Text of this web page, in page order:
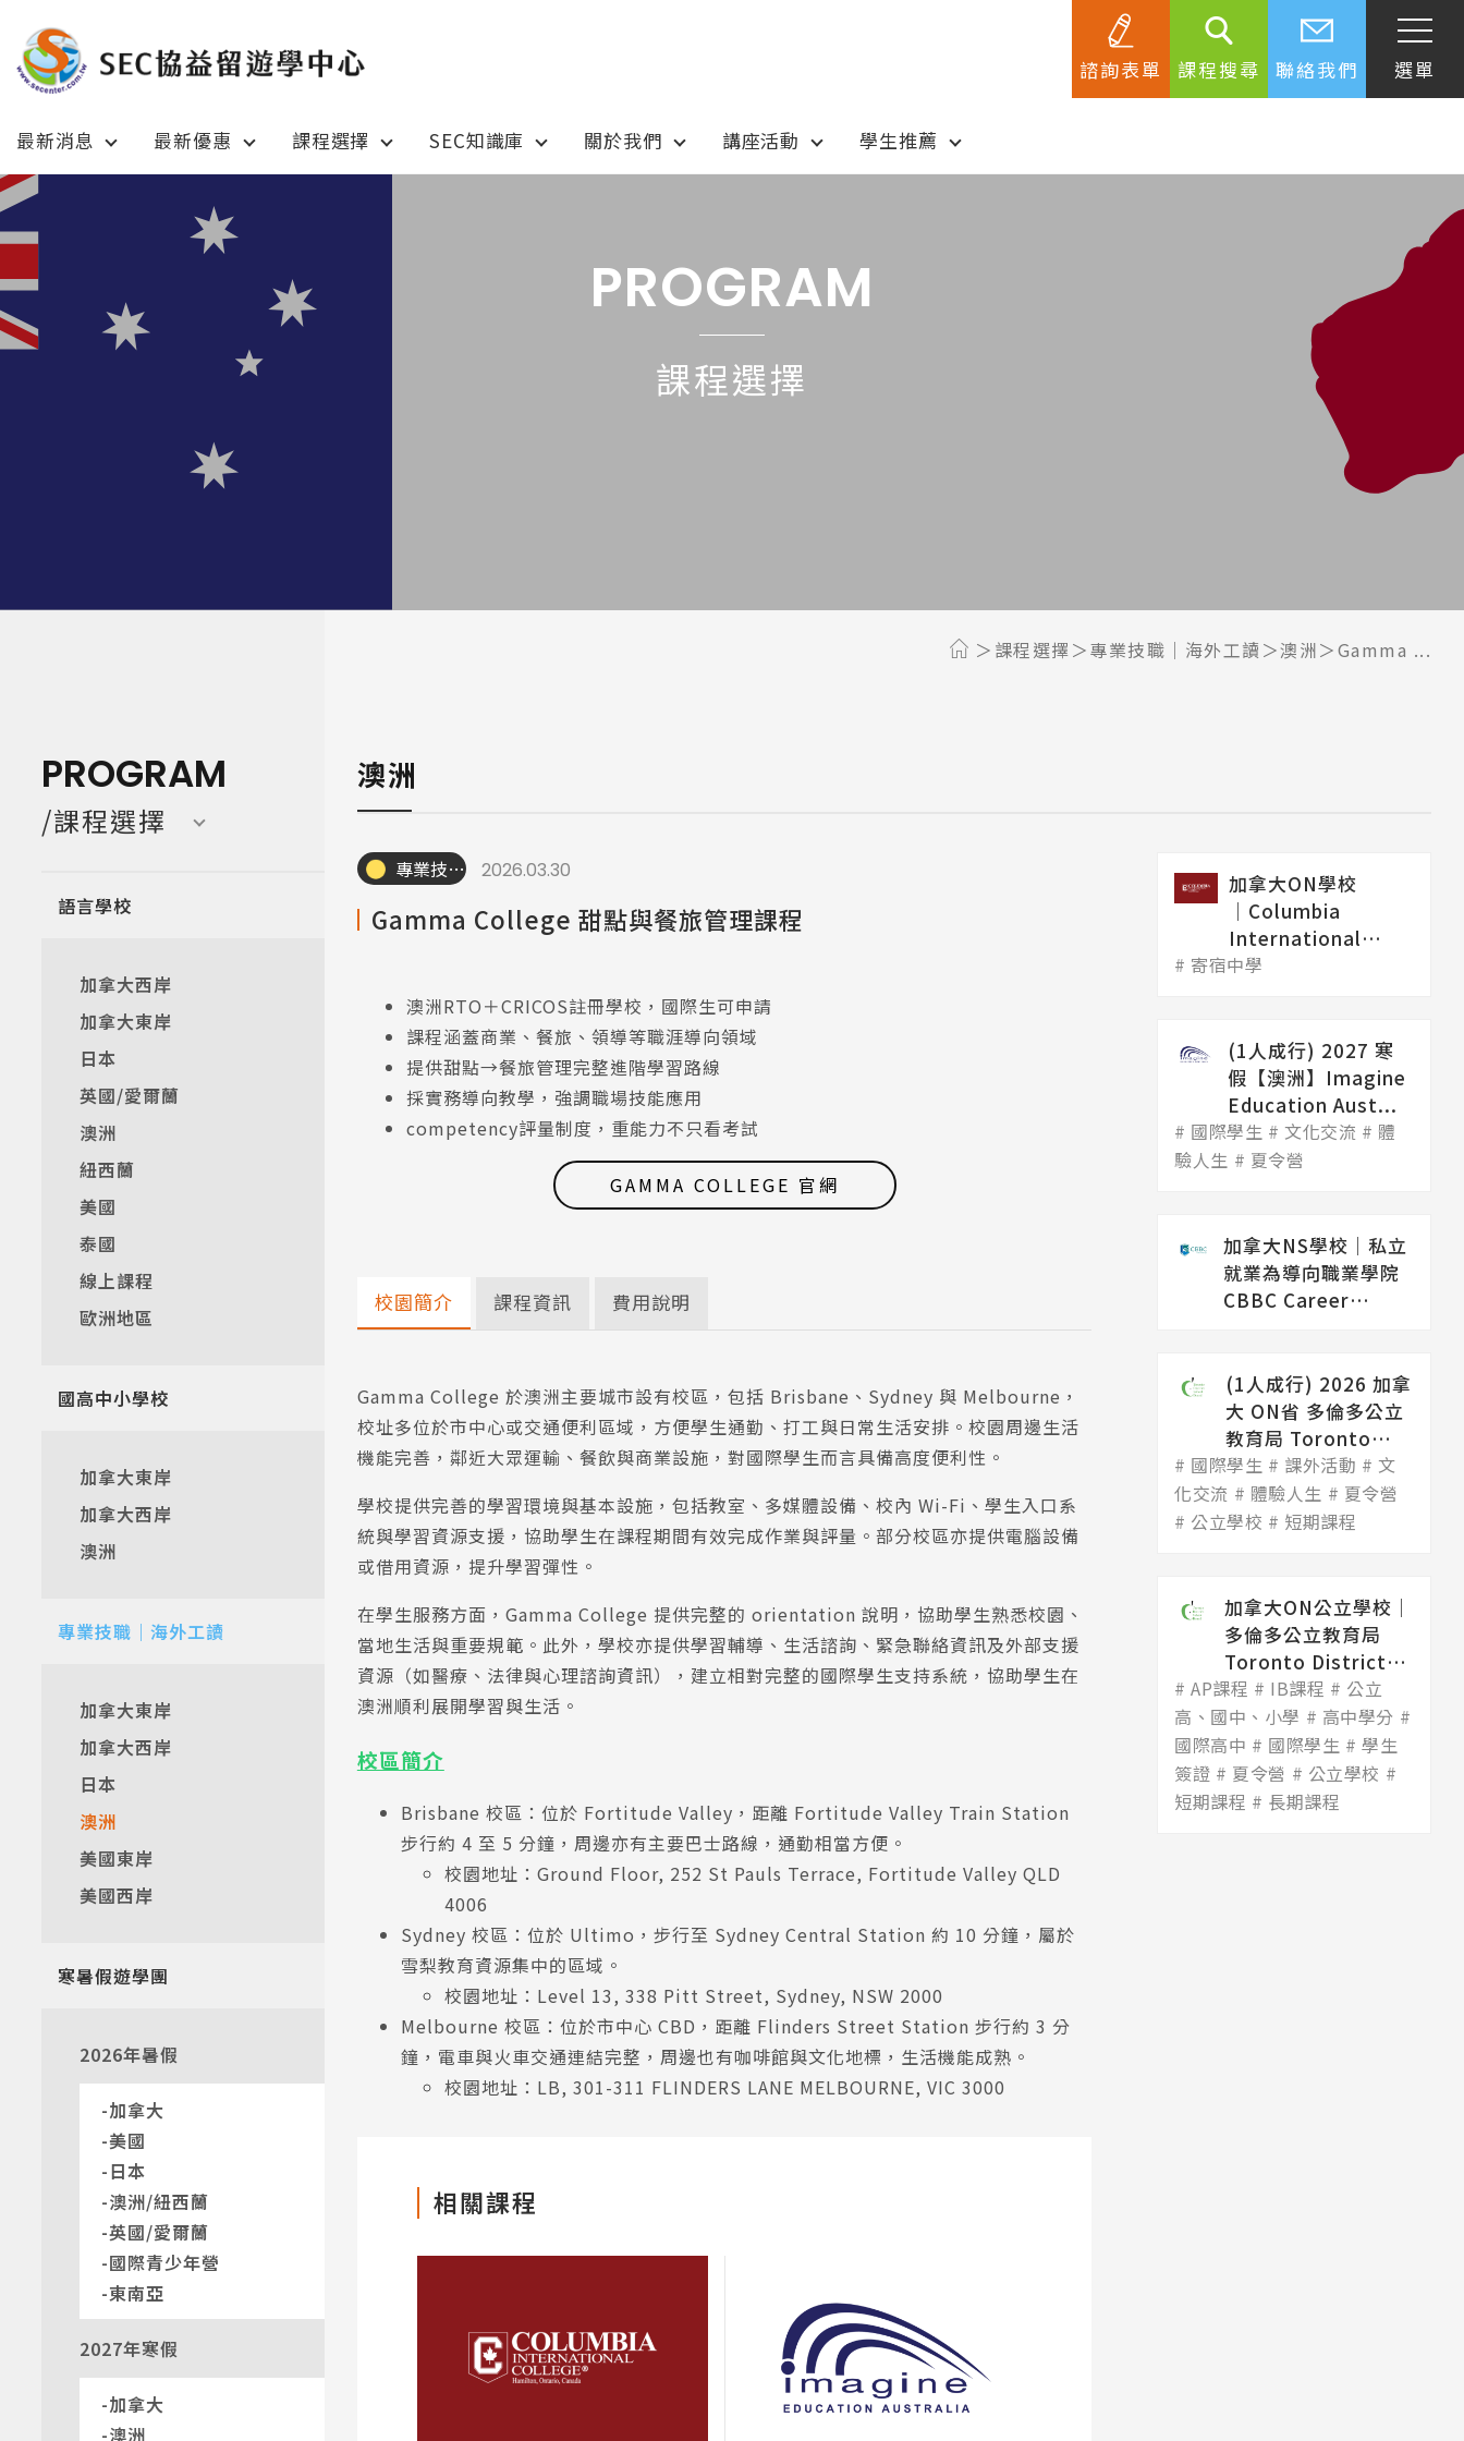
諮詢表單 課程搜尋 聯絡我們 選單
最新消息 最新優惠 課程選擇 SEC知識庫 關於我們 講座活動 學生推薦
Latest News
綜合訊息
加拿大 Canada
英國 UK/愛爾蘭 Ireland
最新優惠
Program
語言學校
國高中小學校
專業技職｜海外工讀
PROGRAM
課程選擇
PROGRAM
/課程選擇
語言學校
加拿大西岸
加拿大東岸
日本
英國/愛爾蘭
澳洲
紐西蘭
美國
泰國
線上課程
歐洲地區
國高中小學校
加拿大東岸
加拿大西岸
澳洲
專業技職｜海外工讀
加拿大東岸
加拿大西岸
日本
澳洲
美國東岸
美國西岸
寒暑假遊學團
2026年暑假
加拿大
美國
日本
澳洲/紐西蘭
英國/愛爾蘭
國際青少年營
東南亞
2027年寒假
加拿大
澳洲
課程選擇 專業技職｜海外工讀 澳洲 Gamma ...
澳洲
專業技職｜海外工讀 2026.03.30
Gamma College 甜點與餐旅管理課程
澳洲RTO＋CRICOS註冊學校，國際生可申請
課程涵蓋商業、餐旅、領導等職涯導向領域
提供甜點→餐旅管理完整進階學習路線
採實務導向教學，強調職場技能應用
competency評量制度，重能力不只看考試
GAMMA COLLEGE 官網
校園簡介
Gamma College 於澳洲主要城市設有校區，包括 Brisbane、Sydney 與 Melbourne，
校址多位於市中心或交通便利區域，方便學生通勤、打工與日常生活安排。校園周邊生活
機能完善，鄰近大眾運輸、餐飲與商業設施，對國際學生而言具備高度便利性。
學校提供完善的學習環境與基本設施，包括教室、多媒體設備、校內 Wi-Fi、學生入口系
統與學習資源支援，協助學生在課程期間有效完成作業與評量。部分校區亦提供電腦設備
或借用資源，提升學習彈性。
在學生服務方面，Gamma College 提供完整的 orientation 說明，協助學生熟悉校園、
當地生活與重要規範。此外，學校亦提供學習輔導、生活諮詢、緊急聯絡資訊及外部支援
資源（如醫療、法律與心理諮詢資訊），建立相對完整的國際學生支持系統，協助學生在
澳洲順利展開學習與生活。
校區簡介
Brisbane 校區：位於 Fortitude Valley，距離 Fortitude Valley Train Station
步行約 4 至 5 分鐘，周邊亦有主要巴士路線，通勤相當方便。
校園地址：Ground Floor, 252 St Pauls Terrace, Fortitude Valley QLD
4006
Sydney 校區：位於 Ultimo，步行至 Sydney Central Station 約 10 分鐘，屬於
雪梨教育資源集中的區域。
校園地址：Level 13, 338 Pitt Street, Sydney, NSW 2000
Melbourne 校區：位於市中心 CBD，距離 Flinders Street Station 步行約 3 分
鐘，電車與火車交通連結完整，周邊也有咖啡館與文化地標，生活機能成熟。
校園地址：LB, 301-311 FLINDERS LANE MELBOURNE, VIC 3000
課程資訊 費用說明
相關課程
加拿大ON學校
│Columbia
International
College 哥...
寄宿中學
(1人成行) 2027 寒
假【澳洲】Imagine
Education Aust...
國際學生 文化交流
體
驗人生
夏令營
加拿大NS學校│私立
就業為導向職業學院
CBBC Career
(1人成行) 2026 加拿
大 ON省 多倫多公立
教育局 Toronto
Dis...
國際學生 課外活動
文
化交流
體驗人生
夏令營
公立學校
短期課程
加拿大ON公立學校│
多倫多公立教育局
Toronto District
Scho...
AP課程 IB課程
公立
高、國中、小學
高中學分
國際高中
國際學生
學生
簽證
夏令營
公立學校
短期課程
長期課程